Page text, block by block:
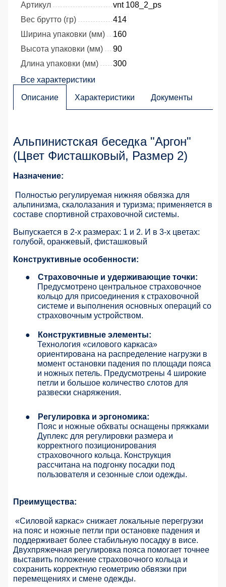
Артикул
vnt 108_2_ps
Вес брутто (гр)
414
Ширина упаковки (мм)
160
Высота упаковки (мм)
90
Длина упаковки (мм)
300
Все характеристики
Описание Характеристики Документы
Альпинистская беседка "Аргон"
(Цвет Фисташковый, Размер 2)
Назначение:
Полностью регулируемая нижняя обвязка для
альпинизма, скалолазания и туризма; применяется в
составе спортивной страховочной системы.
Выпускается в 2-х размерах: 1 и 2. И в 3-х цветах:
голубой, оранжевый, фисташковый
Конструктивные особенности:
●
Страховочные и удерживающие точки:
Предусмотрено центральное страховочное
кольцо для присоединения к страховочной
системе и выполнения основных операций со
страховочным устройством.
●
Конструктивные элементы:
Технология «силового каркаса»
ориентирована на распределение нагрузки в
момент остановки падения по площади пояса
и ножных петель. Предусмотрены 4 широкие
петли и большое количество слотов для
развески снаряжения.
●
Регулировка и эргономика:
Пояс и ножные обхваты оснащены пряжками
Дуплекс для регулировки размера и
корректного позиционирования
страховочного кольца. Конструкция
рассчитана на подгонку посадки под
пользователя и сезонные слои одежды.
Преимущества:
«Силовой каркас» снижает локальные перегрузки
на пояс и ножные петли при остановке падения и
поддерживает более стабильную посадку в висе.
Двухпряжечная регулировка пояса помогает точнее
выставить положение страховочного кольца и
сохранить корректную геометрию обвязки при
перемещениях и смене одежды.